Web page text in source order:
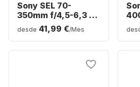
Sony SEL 70-
350mm f/4,5-6,3 G
OSS Sony E-Mount
desde 41,99 €/Mes